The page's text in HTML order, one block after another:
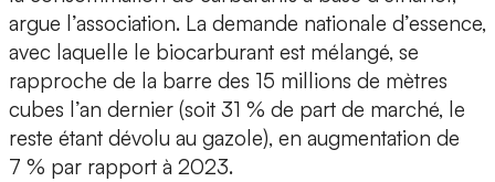
argue l’association. La demande nationale d’essence,
avec laquelle le biocarburant est mélangé, se
rapproche de la barre des 15 millions de mètres
cubes l’an dernier (soit 31 % de part de marché, le
reste étant dévolu au gazole), en augmentation de
7 % par rapport à 2023.